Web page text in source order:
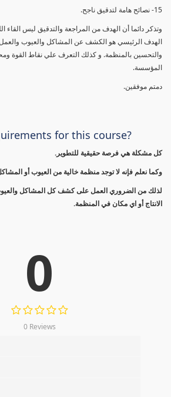
15- نصائح هامة لتدقيق ناجح.
وتذكر دائما أن الهدف من المراجعة والتدقيق ليس
الهدف الرئيسي هو الكشف عن المشاكل والعيوب والعمل
والتحسين بالمنظمة. و كذلك التعرف علي نقاط القوة
المؤسسة.
دمتم موفقين.
for this course?
كل مشكلة هي فرصة حقيقية للتطوير.
وكما نعلم فإنه لا توجد منظمة خالية من العيوب أو
لذلك من الضروري العمل على كشف كل المشاكل والعيوب
الانتاج أو اي مكان في المنظمة.
0
0 Reviews